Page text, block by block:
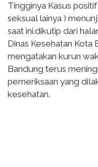
Tingginya Kasus
seksual lainya )
saat ini.dikutip dari
Dinas Kesehatan Kota
mengatakan kurun
Bandung terus
pemeriksaan yang
kesehatan.